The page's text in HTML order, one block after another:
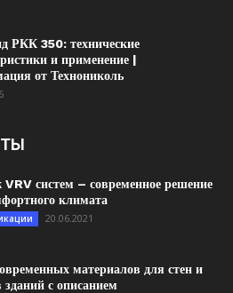
РКК 350: технические
и применение |
от Технониколь
систем – современное решение
климата
20.06.2021
материалов для стен и
зданий с описанием